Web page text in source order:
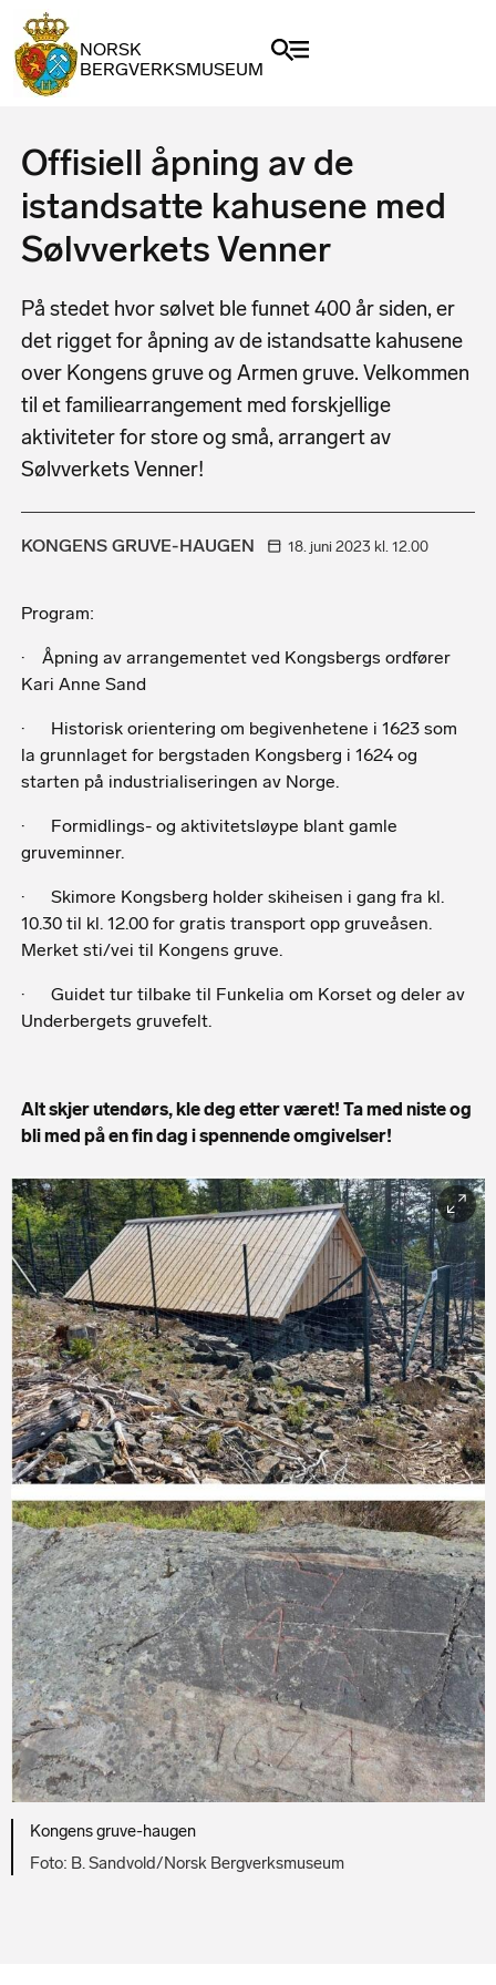
NORSK
BERGVERKSMUSEUM
Offisiell åpning av de
istandsatte kahusene med
Sølvverkets Venner
På stedet hvor sølvet ble funnet 400 år siden, er
det rigget for åpning av de istandsatte kahusene
over Kongens gruve og Armen gruve. Velkommen
til et familiearrangement med forskjellige
aktiviteter for store og små, arrangert av
Sølvverkets Venner!
KONGENS GRUVE-HAUGEN 18. juni 2023 kl. 12.00
Program:
· Åpning av arrangementet ved Kongsbergs ordfører
Kari Anne Sand
· Historisk orientering om begivenhetene i 1623 som
la grunnlaget for bergstaden Kongsberg i 1624 og
starten på industrialiseringen av Norge.
· Formidlings- og aktivitetsløype blant gamle
gruveminner.
· Skimore Kongsberg holder skiheisen i gang fra kl.
10.30 til kl. 12.00 for gratis transport opp gruveåsen.
Merket sti/vei til Kongens gruve.
· Guidet tur tilbake til Funkelia om Korset og deler av
Underbergets gruvefelt.
Alt skjer utendørs, kle deg etter været! Ta med niste og
bli med på en fin dag i spennende omgivelser!
Kongens gruve-haugen
B. Sandvold/Norsk Bergverksmuseum